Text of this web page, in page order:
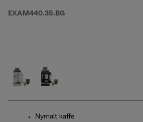
EXAM440.35.BG
Nymalt kaffe